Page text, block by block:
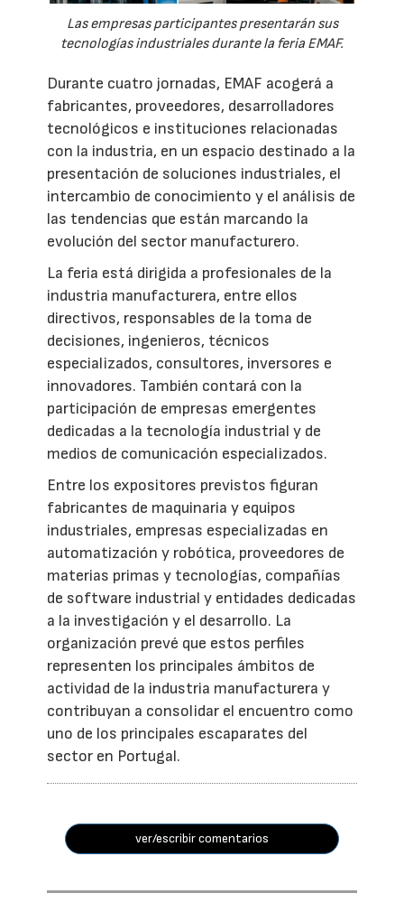
Las empresas participantes presentarán sus
tecnologías industriales durante la feria EMAF.
Durante cuatro jornadas, EMAF acogerá a
fabricantes, proveedores, desarrolladores
tecnológicos e instituciones relacionadas
con la industria, en un espacio destinado a la
presentación de soluciones industriales, el
intercambio de conocimiento y el análisis de
las tendencias que están marcando la
evolución del sector manufacturero.
La feria está dirigida a profesionales de la
industria manufacturera, entre ellos
directivos, responsables de la toma de
decisiones, ingenieros, técnicos
especializados, consultores, inversores e
innovadores. También contará con la
participación de empresas emergentes
dedicadas a la tecnología industrial y de
medios de comunicación especializados.
Entre los expositores previstos figuran
fabricantes de maquinaria y equipos
industriales, empresas especializadas en
automatización y robótica, proveedores de
materias primas y tecnologías, compañías
de software industrial y entidades dedicadas
a la investigación y el desarrollo. La
organización prevé que estos perfiles
representen los principales ámbitos de
actividad de la industria manufacturera y
contribuyan a consolidar el encuentro como
uno de los principales escaparates del
sector en Portugal.
ver/escribir comentarios